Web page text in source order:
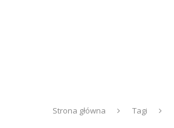
Strona główna Tagi